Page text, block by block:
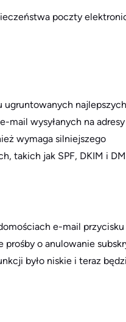
poczty
mail wysyłanych na
wymaga silniejszego
takich jak SPF, DKIM i
e-mail przycisku
prośby o anulowanie
było niskie i teraz